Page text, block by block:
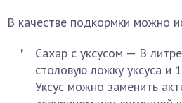
В качестве подкормки можно
Сахар с уксусом — В
столовую ложку уксуса и
Уксус можно заменить